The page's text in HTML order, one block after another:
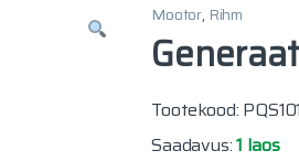
Mootor, Rihm
Tootekood:
Saadavus:1 laos